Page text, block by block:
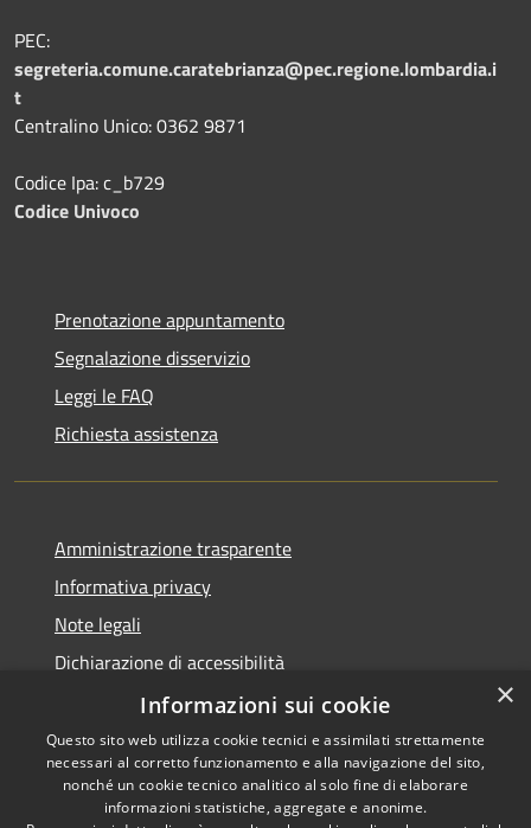
PEC:
segreteria.comune.caratebrianza@pec.regione.lombardia.i
t
Centralino Unico: 0362 9871
Codice Ipa: c_b729
Codice Univoco
Prenotazione appuntamento
Segnalazione disservizio
Leggi le FAQ
Richiesta assistenza
Amministrazione trasparente
Informativa privacy
Note legali
Dichiarazione di accessibilità
Accessibilità
×
Informazioni sui cookie
Questo sito web utilizza cookie tecnici e assimilati strettamente
necessari al corretto funzionamento e alla navigazione del sito,
nonché un cookie tecnico analitico al solo fine di elaborare
informazioni statistiche, aggregate e anonime.